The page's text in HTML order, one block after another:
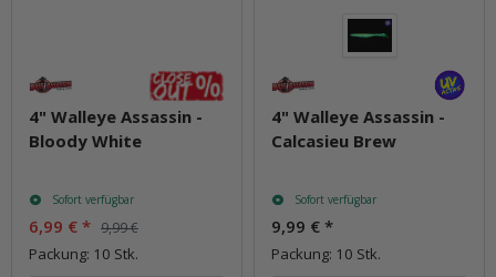
4" Walleye Assassin -
Bloody White
Sofort verfügbar
6,99 € * 9,99 €
Packung: 10 Stk.
4" Walleye Assassin -
Calcasieu Brew
Sofort verfügbar
9,99 € *
Packung: 10 Stk.